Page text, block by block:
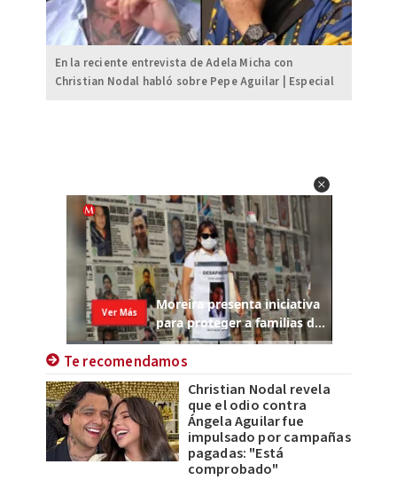
En la reciente entrevista de Adela Micha con
Christian Nodal habló sobre Pepe Aguilar | Especial
Te recomendamos
Christian Nodal revela
que el odio contra
Ángela Aguilar fue
impulsado por campañas
pagadas: "Está
comprobado"